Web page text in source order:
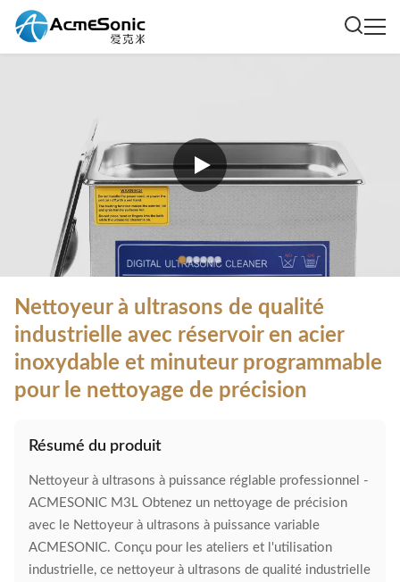
Nettoyeur à ultrasons de qualité
industrielle avec réservoir en acier
inoxydable et minuteur programmable
pour le nettoyage de précision
Résumé du produit
Nettoyeur à ultrasons à puissance réglable professionnel -
ACMESONIC M3L Obtenez un nettoyage de précision
avec le Nettoyeur à ultrasons à puissance variable
ACMESONIC. Conçu pour les ateliers et l'utilisation
industrielle, ce nettoyeur à ultrasons de qualité industrielle